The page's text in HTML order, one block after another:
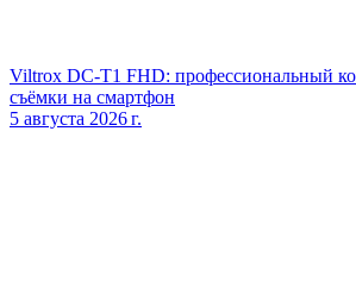
Viltrox DC‑T1 FHD: профессиональный
съёмки на смартфон
5 августа 2026 г.